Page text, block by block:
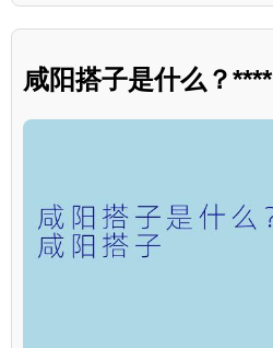
咸阳搭子是什么？****